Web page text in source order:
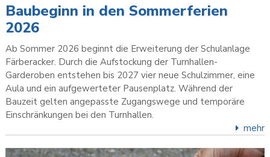
Baubeginn in den Sommerferien
2026
Ab Sommer 2026 beginnt die Erweiterung der Schulanlage
Färberacker. Durch die Aufstockung der Turnhallen-
Garderoben entstehen bis 2027 vier neue Schulzimmer, eine
Aula und ein aufgewerteter Pausenplatz. Während der
Bauzeit gelten angepasste Zugangswege und temporäre
Einschränkungen bei den Turnhallen.
mehr